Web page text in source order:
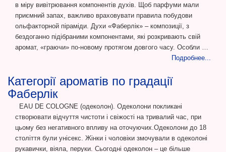
в міру вивітрювання компонентів духів. Щоб парфуми мали
приємний запах, важливо враховувати правила побудови
ольфакторной піраміди. Духи «Фаберлік» – композиції, з
бездоганно підібраними компонентами, які розкривають свій
аромат, «граючи» по-новому протягом довгого часу. Особли …
Подробнее...
Категорії ароматів по градації
Фаберлік
EAU DE COLOGNE (одеколон). Одеколони покликані
створювати відчуття чистоти і свіжості на тривалий час, при
цьому без негативного впливу на оточуючих.Одеколони до 18
століття були унісекс. Жінки і чоловіки змочували в одеколоні
рукавички, віяла, перуки. Сьогодні одеколон – це більше